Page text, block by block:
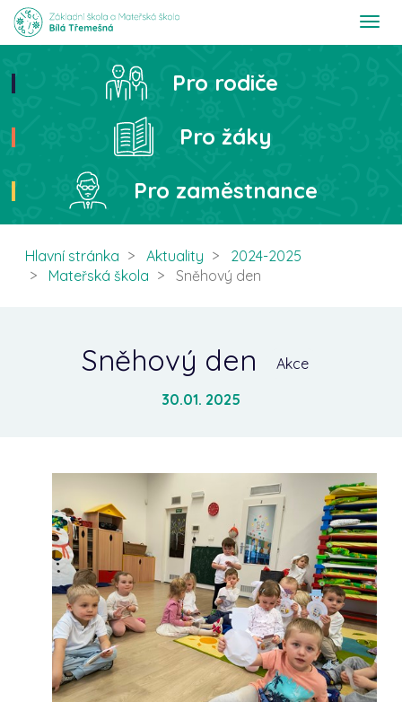
T
t
Hledat
Pro rodiče
Pro žáky
Pro zaměstnance
Hlavní stránka Aktuality
2024-2025
Mateřská škola
Sněhový den
Sněhový den
Akce
30.01. 2025